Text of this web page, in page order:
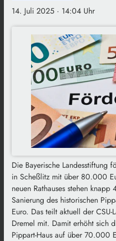
14. Juli 2025 · 14:04 Uhr
Die Bayerische Landesstiftung
in Scheßlitz mit über 80.000
neuen Rathauses stehen
Sanierung des historischen
Euro. Das teilt aktuell der
Dremel mit. Damit erhöht sich
Pippart-Haus auf über 70.000